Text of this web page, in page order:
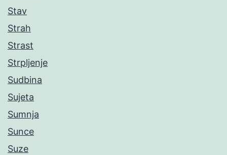
Stav
Strah
Strast
Strpljenje
Sudbina
Sujeta
Sumnja
Sunce
Suze